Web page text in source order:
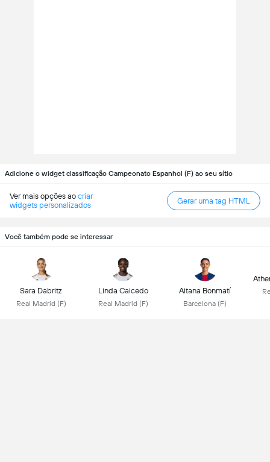
Adicione o widget classificação Campeonato Espanhol (F) ao seu sítio
Ver mais opções ao criar
widgets personalizados
Gerar uma tag HTML
Você também pode se interessar
Sara Dabritz
Real Madrid (F)
Linda Caicedo
Real Madrid (F)
Aitana Bonmatí
Barcelona (F)